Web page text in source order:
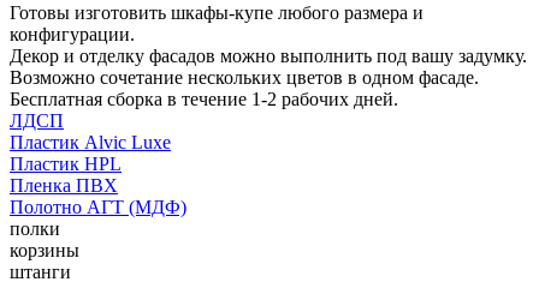
Готовы изготовить шкафы-купе любого размера и
конфигурации.
Декор и отделку фасадов можно выполнить под вашу задумку.
Возможно сочетание нескольких цветов в одном фасаде.
Бесплатная сборка в течение 1-2 рабочих дней.
ЛДСП
Пластик Alvic Luxe
Пластик HPL
Пленка ПВХ
Полотно АГТ (МДФ)
полки
корзины
штанги